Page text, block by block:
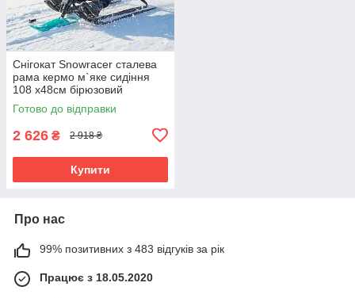
Снігокат Snowracer сталева
рама кермо м`яке сидіння
108 х48см бірюзовий
Готово до відправки
2 626 ₴ 2 918 ₴
Купити
Про нас
99% позитивних з 483 відгуків за рік
Працює з 18.05.2020